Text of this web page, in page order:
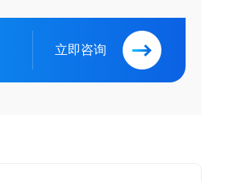
立即咨询